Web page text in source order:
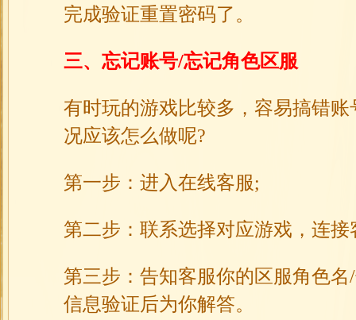
完成验证重置密码了。
三、忘记账号/忘记角色区服
有时玩的游戏比较多，容易搞错
况应该怎么做呢?
第一步：进入在线客服;
第二步：联系选择对应游戏，连接
第三步：告知客服你的区服角色
信息验证后为你解答。